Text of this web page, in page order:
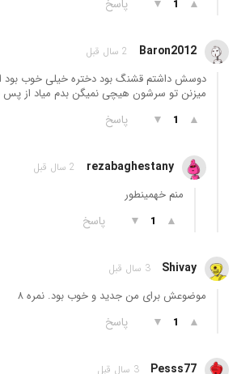
▲
1
▼ پاسخ
Baron2012 2 سال قبل
دوسش داشتم قشنگ بود دختره خیلی خوب بود
میزنن تو سرشون هیچی نمیگن بدم میاد از
▲
1
▼ پاسخ
rezabaghestany 2 سال قبل
منم خهمینطور
▲
1
▼ پاسخ
Shivay 3 سال قبل
موضوعش برای من جدید و خوب بود. نمره ۸
▲
1
▼ پاسخ
Pesss77 3 سال قبل